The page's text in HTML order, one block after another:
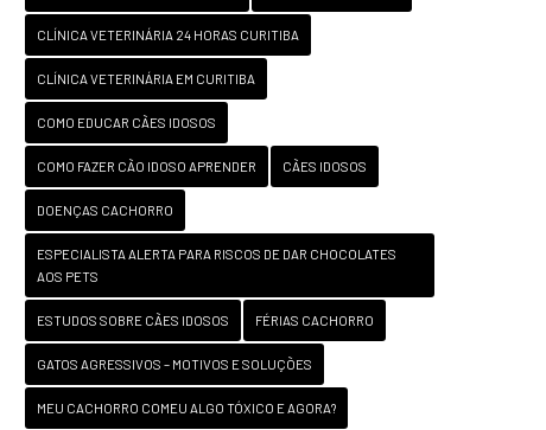
CLÍNICA VETERINÁRIA 24 HORAS CURITIBA
CLÍNICA VETERINÁRIA EM CURITIBA
COMO EDUCAR CÃES IDOSOS
COMO FAZER CÃO IDOSO APRENDER CÃES IDOSOS
DOENÇAS CACHORRO
ESPECIALISTA ALERTA PARA RISCOS DE DAR CHOCOLATES
AOS PETS
ESTUDOS SOBRE CÃES IDOSOS FÉRIAS CACHORRO
GATOS AGRESSIVOS – MOTIVOS E SOLUÇÕES
MEU CACHORRO COMEU ALGO TÓXICO E AGORA?